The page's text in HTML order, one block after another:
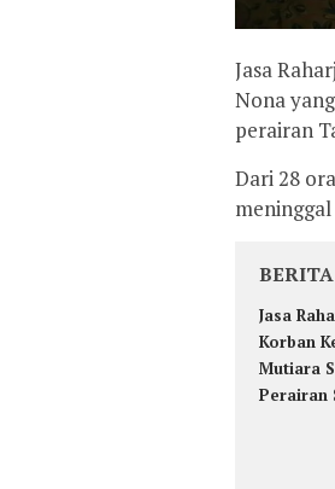
Jasa
Nona
perairan
Dari 28
Jasa
Korban
Mutiara
Perairan